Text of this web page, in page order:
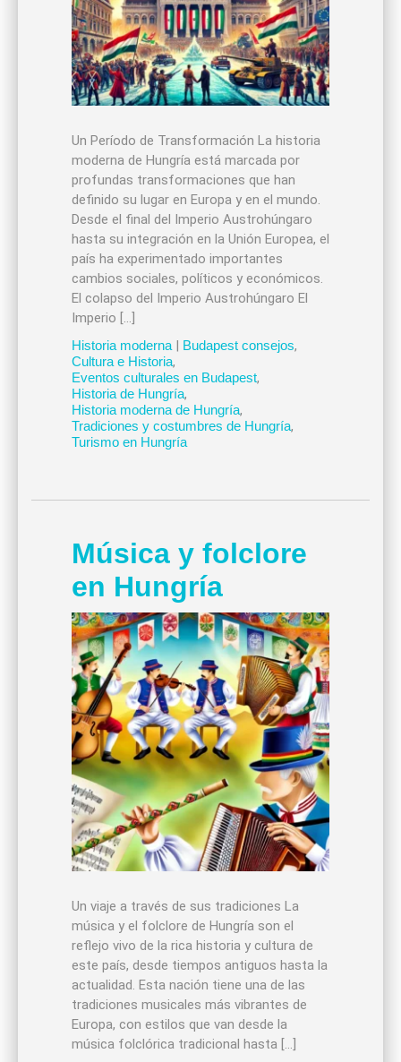
Un Período de Transformación La historia
moderna de Hungría está marcada por
profundas transformaciones que han
definido su lugar en Europa y en el mundo.
Desde el final del Imperio Austrohúngaro
hasta su integración en la Unión Europea, el
país ha experimentado importantes
cambios sociales, políticos y económicos.
El colapso del Imperio Austrohúngaro El
Imperio […]
Historia moderna| Budapest consejos,
Cultura e Historia,
Eventos culturales en Budapest,
Historia de Hungría,
Historia moderna de Hungría,
Tradiciones y costumbres de Hungría,
Turismo en Hungría
Música y folclore
en Hungría
Un viaje a través de sus tradiciones La
música y el folclore de Hungría son el
reflejo vivo de la rica historia y cultura de
este país, desde tiempos antiguos hasta la
actualidad. Esta nación tiene una de las
tradiciones musicales más vibrantes de
Europa, con estilos que van desde la
música folclórica tradicional hasta […]